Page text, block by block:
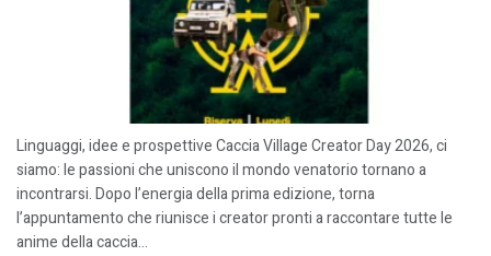
Linguaggi, idee e prospettive Caccia Village Creator Day 2026, ci
siamo: le passioni che uniscono il mondo venatorio tornano a
incontrarsi. Dopo l’energia della prima edizione, torna
l’appuntamento che riunisce i creator pronti a raccontare tutte le
anime della caccia...